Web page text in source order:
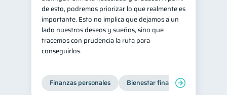
de esto, podremos priorizar lo que realmente es
importante. Esto no implica que dejamos a un
lado nuestros deseos y sueños, sino que
tracemos con prudencia la ruta para
conseguirlos.
Finanzas personales Bienestar financiero